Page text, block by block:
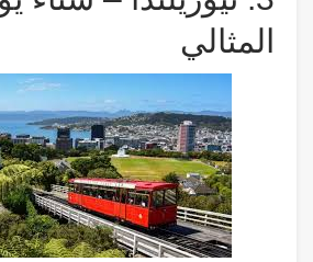
المثالي